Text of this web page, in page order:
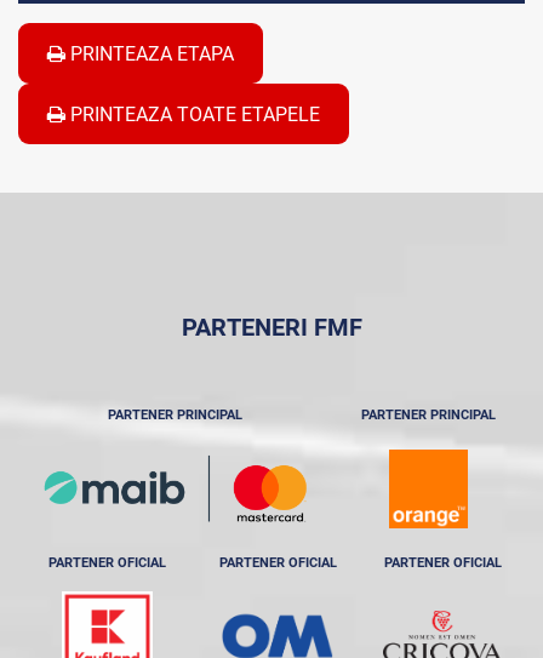
PRINTEAZA ETAPA
PRINTEAZA TOATE ETAPELE
PARTENERI FMF
PARTENER PRINCIPAL PARTENER PRINCIPAL
PARTENER OFICIAL PARTENER OFICIAL PARTENER OFICIAL